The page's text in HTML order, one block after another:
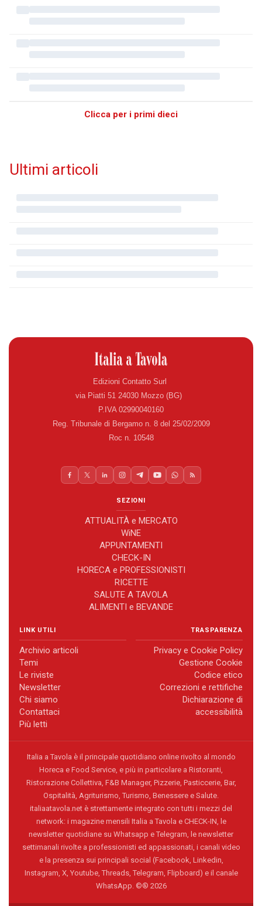
Clicca per i primi dieci
Ultimi articoli
Edizioni Contatto Surl
via Piatti 51 24030 Mozzo (BG)
P.IVA 02990040160
Reg. Tribunale di Bergamo n. 8 del 25/02/2009
Roc n. 10548
SEZIONI
ATTUALITÀ e MERCATO
WiNE
APPUNTAMENTI
CHECK-IN
HORECA e PROFESSIONISTI
RICETTE
SALUTE A TAVOLA
ALIMENTI e BEVANDE
LINK UTILI
Archivio articoli
Temi
Le riviste
Newsletter
Chi siamo
Contattaci
Più letti
TRASPARENZA
Privacy e Cookie Policy
Gestione Cookie
Codice etico
Correzioni e rettifiche
Dichiarazione di
accessibilità
Italia a Tavola è il principale quotidiano online rivolto al mondo
Horeca e Food Service, e più in particolare a Ristoranti,
Ristorazione Collettiva, F&B Manager, Pizzerie, Pasticcerie, Bar,
Ospitalità, Agriturismo, Turismo, Benessere e Salute.
italiaatavola.net è strettamente integrato con tutti i mezzi del
network: i magazine mensili Italia a Tavola e CHECK-IN, le
newsletter quotidiane su Whatsapp e Telegram, le newsletter
settimanali rivolte a professionisti ed appassionati, i canali video
e la presenza sui principali social (Facebook, Linkedin,
Instagram, X, Youtube, Threads, Telegram, Flipboard) e il canale
WhatsApp. ©® 2026